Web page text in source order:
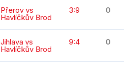
Přerov vs
Havlíčkův Brod
3:9 0
Jihlava vs
Havlíčkův Brod
9:4 0